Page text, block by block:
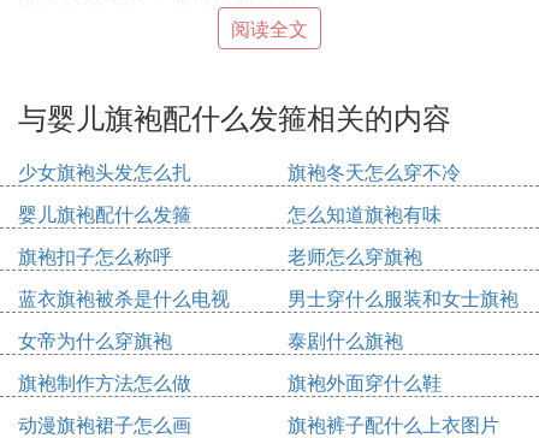
带蝴蝶结、蕾丝蝴蝶结或金属蝴蝶结，搭配蓬松的卷
发或半扎发，显得可爱俏皮。
花朵发夹：小花朵发夹适合春夏季节，搭配清新的连
衣裙或碎花裙，增添少女感。
3.简约风
金属发夹：几何形状的金属发夹简约时尚，适合日常
通勤或休闲装束。可以选择金色、银色或玫瑰金色，
搭配直发或低马尾，显得干练利落。
黑色发圈：黑色发圈是百搭单品，适合各种场合。可
阅读全文
与婴儿旗袍配什么发箍相关的内容
少女旗袍头发怎么扎
旗袍冬天怎么穿不冷
婴儿旗袍配什么发箍
怎么知道旗袍有味
旗袍扣子怎么称呼
老师怎么穿旗袍
蓝衣旗袍被杀是什么电视
男士穿什么服装和女士旗袍
搭配图片欣赏
女帝为什么穿旗袍
泰剧什么旗袍
旗袍制作方法怎么做
旗袍外面穿什么鞋
动漫旗袍裙子怎么画
旗袍裤子配什么上衣图片